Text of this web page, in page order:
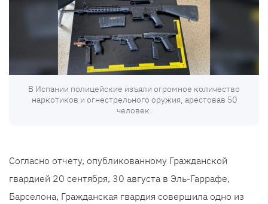
В Испании полицейские изъяли огромное количество
наркотиков и огнестрельного оружия, арестовав 50
человек.
Согласно отчету, опубликованному Гражданской
гвардией 20 сентября, 30 августа в Эль-Гаррафе,
Барселона, Гражданская гвардия совершила одно из